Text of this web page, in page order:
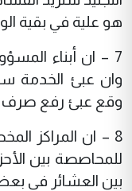
هو علية في بقية
7 – ان أبناء
وان عبئ الخدمة
وقع عبئ رفع صرف
8 – ان المراكز
للمحاصصة بين
بين العشائر في